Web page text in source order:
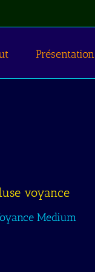
Présentation
voyance
Medium